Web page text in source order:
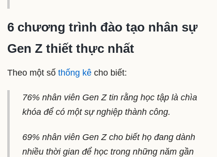
6 chương trình đào tạo nhân sự
Gen Z thiết thực nhất
Theo một số thống kê cho biết:
76% nhân viên Gen Z tin rằng học tập là chìa
khóa để có một sự nghiệp thành công.
69% nhân viên Gen Z cho biết họ đang dành
nhiều thời gian để học trong những năm gần